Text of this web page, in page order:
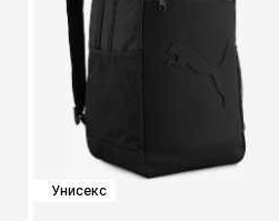
Унисекс